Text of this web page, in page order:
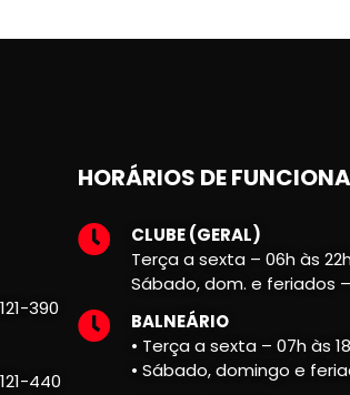
390
440
HORÁRIOS DE
CLUBE (GERAL)
Terça a sexta – 06h às 22h
Sábado, dom. e feriados –
BALNEÁRIO
• Terça a sexta – 07h às
• Sábado, domingo e